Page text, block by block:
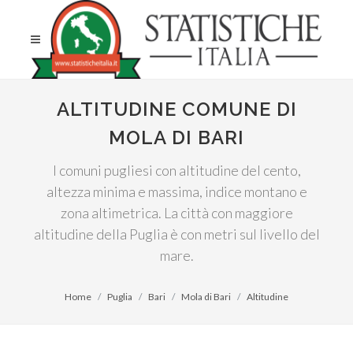
ALTITUDINE COMUNE DI
MOLA DI BARI
I comuni pugliesi con altitudine del cento,
altezza minima e massima, indice montano e
zona altimetrica. La città con maggiore
altitudine della Puglia è con metri sul livello del
mare.
Home Puglia Bari Mola di Bari Altitudine